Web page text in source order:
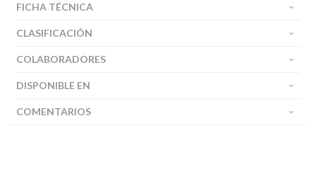
FICHA TÉCNICA
CLASIFICACIÓN
COLABORADORES
DISPONIBLE EN
COMENTARIOS